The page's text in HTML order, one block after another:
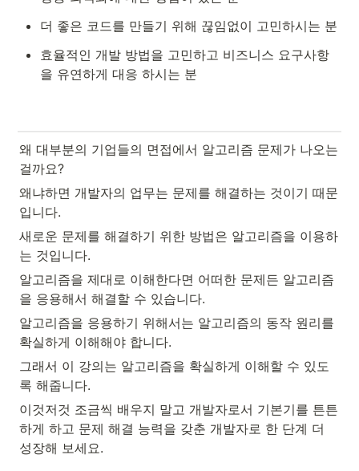
더 좋은 코드를 만들기 위해 끊임없이 고민하시는 분
효율적인 개발 방법을 고민하고 비즈니스 요구사항
을 유연하게 대응 하시는 분
왜 대부분의 기업들의 면접에서 알고리즘 문제가 나오는
걸까요?
왜냐하면 개발자의 업무는 문제를 해결하는 것이기 때문
입니다.
새로운 문제를 해결하기 위한 방법은 알고리즘을 이용하
는 것입니다.
알고리즘을 제대로 이해한다면 어떠한 문제든 알고리즘
을 응용해서 해결할 수 있습니다.
알고리즘을 응용하기 위해서는 알고리즘의 동작 원리를
확실하게 이해해야 합니다.
그래서 이 강의는 알고리즘을 확실하게 이해할 수 있도
록 해줍니다.
이것저것 조금씩 배우지 말고 개발자로서 기본기를 튼튼
하게 하고 문제 해결 능력을 갖춘 개발자로 한 단계 더
성장해 보세요.